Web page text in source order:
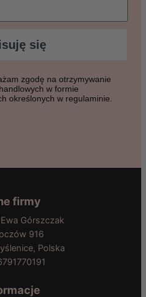
się
zgodę na otrzymywanie
zgodę na otrzymywanie
w formie
określonych w regulaminie.
firmy
Górszczak
916
Polska